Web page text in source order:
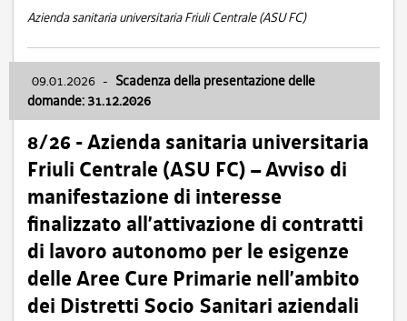
Azienda sanitaria universitaria Friuli Centrale (ASU FC)
09.01.2026 - Scadenza della presentazione delle
domande: 31.12.2026
8/26 - Azienda sanitaria universitaria
Friuli Centrale (ASU FC) – Avviso di
manifestazione di interesse
finalizzato all’attivazione di contratti
di lavoro autonomo per le esigenze
delle Aree Cure Primarie nell’ambito
dei Distretti Socio Sanitari aziendali